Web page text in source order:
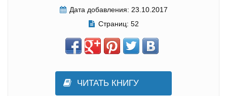
Дата добавления: 23.10.2017
Страниц: 52
ЧИТАТЬ КНИГУ